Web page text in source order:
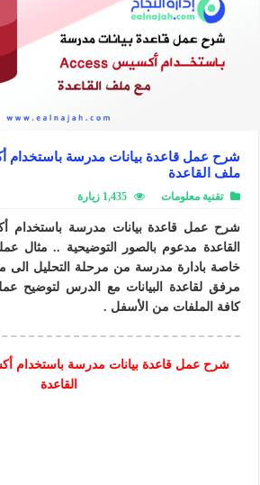
ملف القاعدة
تقنية معلومات 1,435 زيارة
القاعدة مدعوم بالصور التوضيحية .. مثال
خاصة بادارة مدرسة من مرحلة التحليل الى
مرفق لقاعدة البيانات مع الدرس لتوضيح
كافة الملفات من الأسفل .
القاعدة